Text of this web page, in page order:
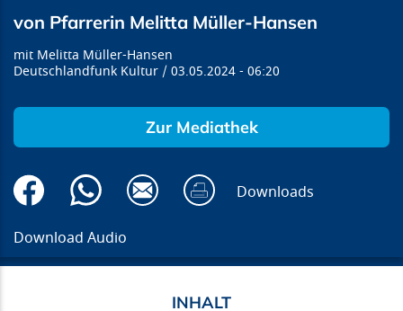
von Pfarrerin Melitta Müller-Hansen
Melitta Müller-Hansen
Deutschlandfunk Kultur
03.05.2024 06:20
Zur Mediathek
Downloads
Download Audio